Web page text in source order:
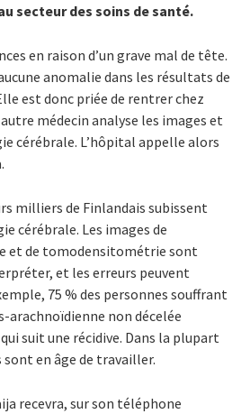
secteur des soins de santé.
en raison d’un grave mal de tête.
anomalie dans les résultats de
est donc priée de rentrer chez
médecin analyse les images et
cérébrale. L’hôpital appelle alors
milliers de Finlandais subissent
cérébrale. Les images de
et de tomodensitométrie sont
et les erreurs peuvent
75 % des personnes souffrant
arachnoïdienne non décelée
suit une récidive. Dans la plupart
sont en âge de travailler.
recevra, sur son téléphone